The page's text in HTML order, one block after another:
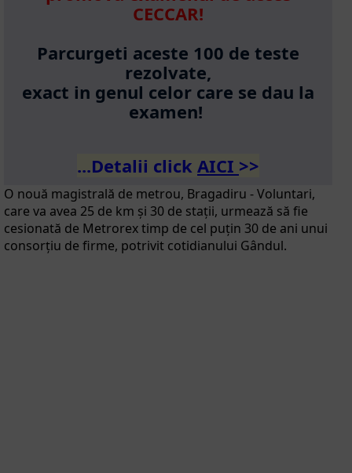
CECCAR!
Parcurgeti aceste 100 de teste
rezolvate,
exact in genul celor care se dau la
examen!
...Detalii click AICI >>
O nouă magistrală de metrou, Bragadiru - Voluntari,
care va avea 25 de km şi 30 de staţii, urmează să fie
cesionată de Metrorex timp de cel puţin 30 de ani unui
consorţiu de firme, potrivit cotidianului Gândul.